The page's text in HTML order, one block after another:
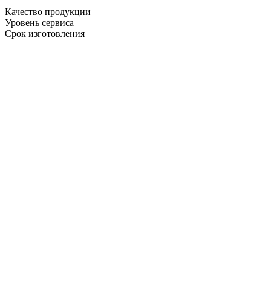
Качество продукции
Уровень сервиса
Срок изготовления